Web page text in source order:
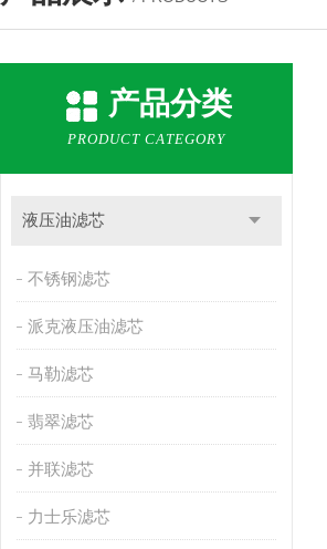
产品分类
PRODUCT CATEGORY
液压油滤芯
不锈钢滤芯
派克液压油滤芯
马勒滤芯
翡翠滤芯
并联滤芯
力士乐滤芯